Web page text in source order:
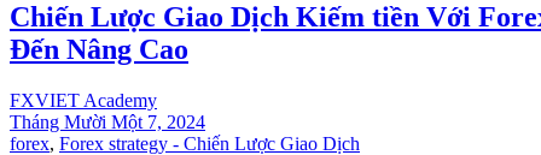
Chiến Lược Giao Dịch Kiếm tiền Với
Đến Nâng Cao
FXVIET Academy
Tháng Mười Một 7, 2024
forex, Forex strategy - Chiến Lược Giao Dịch